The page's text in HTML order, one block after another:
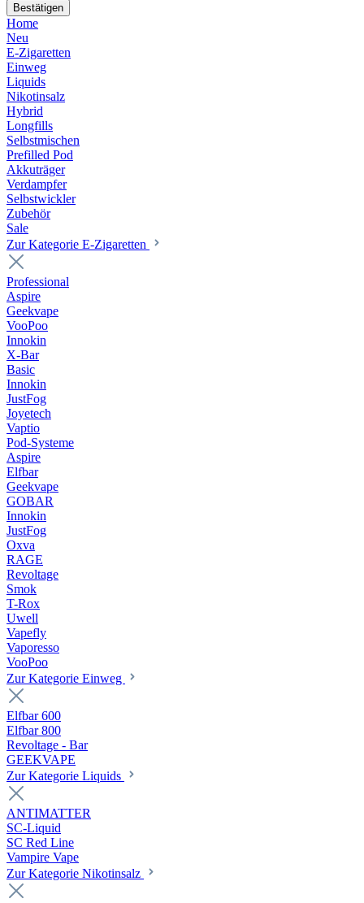
Bestätigen
Home
Neu
E-Zigaretten
Einweg
Liquids
Nikotinsalz
Hybrid
Longfills
Selbstmischen
Prefilled Pod
Akkuträger
Verdampfer
Selbstwickler
Zubehör
Sale
Zur Kategorie E-Zigaretten
Professional
Aspire
Geekvape
VooPoo
Innokin
X-Bar
Basic
Innokin
JustFog
Joyetech
Vaptio
Pod-Systeme
Aspire
Elfbar
Geekvape
GOBAR
Innokin
JustFog
Oxva
RAGE
Revoltage
Smok
T-Rox
Uwell
Vapefly
Vaporesso
VooPoo
Zur Kategorie Einweg
Elfbar 600
Elfbar 800
Revoltage - Bar
GEEKVAPE
Zur Kategorie Liquids
ANTIMATTER
SC-Liquid
SC Red Line
Vampire Vape
Zur Kategorie Nikotinsalz